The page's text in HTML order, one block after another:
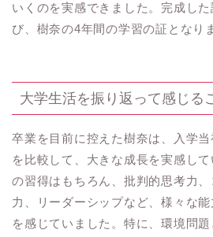
いくのを実感できました。完成し
び、樹奈の4年間の学習の証となり
大学生活を振り返って感じる
卒業を目前に控えた樹奈は、入学
を比較して、大きな成長を実感し
の習得はもちろん、批判的思考力
力、リーダーシップなど、様々な
を感じていました。特に、環境問